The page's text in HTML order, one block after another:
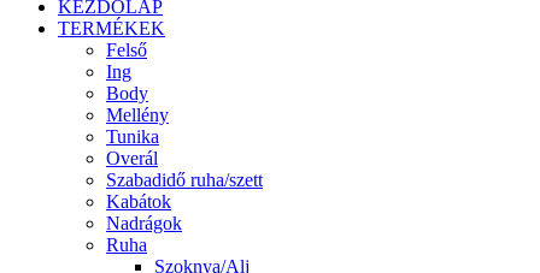
KEZDŐLAP
TERMÉKEK
Felső
Ing
Body
Mellény
Tunika
Overál
Szabadidő ruha/szett
Kabátok
Nadrágok
Ruha
Szoknya/Alj